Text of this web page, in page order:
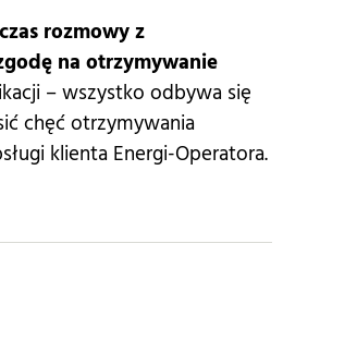
rozmowy z
na otrzymywanie
– wszystko odbywa się
chęć otrzymywania
klienta Energi-Operatora.